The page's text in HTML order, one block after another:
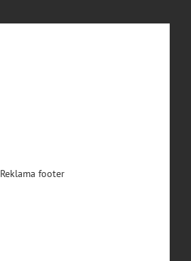
Reklama footer